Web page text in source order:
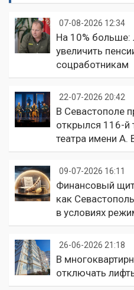
07-08-2026 12:34
На 10%
увеличить
соцработникам
22-07-2026 20:42
В Севастополе
открылся 116-й
театра имени А.
09-07-2026 16:11
Финансовый
как
в условиях
26-06-2026 21:18
В
отключать